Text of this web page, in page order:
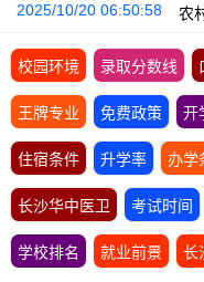
2025/10/20 06:50:58
农
校园环境 录取分数线
王牌专业 免费政策 开
住宿条件 升学率 办学
长沙华中医卫 考试时间
学校排名 就业前景 长